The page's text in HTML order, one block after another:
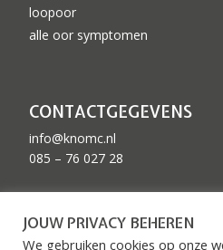
loopoor
alle oor symptomen
CONTACTGEGEVENS
info@knomc.nl
085 – 76 027 28
JOUW PRIVACY BEHEREN
We gebruiken cookies op onze